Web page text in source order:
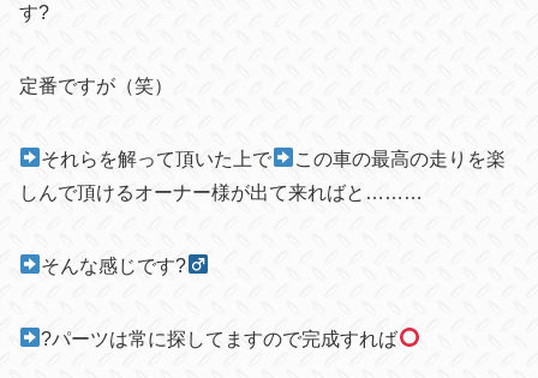
す?
定番ですが（笑）
それらを解って頂いた上で
この車の最高の走りを楽
しんで頂けるオーナー様が出て来ればと………
そんな感じです?‍
?パーツは常に探してますので完成すれば